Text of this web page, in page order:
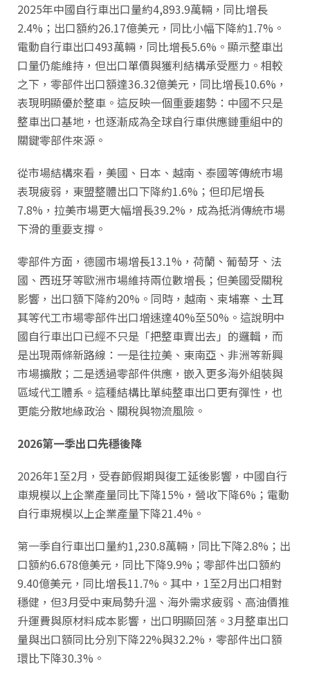
2025年中國自行車出口量約4,893.9萬輛，同比增長
2.4%；出口額約26.17億美元，同比小幅下降約1.7%。
電動自行車出口493萬輛，同比增長5.6%。顯示整車出
口量仍能維持，但出口單價與獲利結構承受壓力。相較
之下，零部件出口額達36.32億美元，同比增長10.6%，
表現明顯優於整車。這反映一個重要趨勢：中國不只是
整車出口基地，也逐漸成為全球自行車供應鏈重組中的
關鍵零部件來源。
從市場結構來看，美國、日本、越南、泰國等傳統市場
表現疲弱，東盟整體出口下降約1.6%；但印尼增長
7.8%，拉美市場更大幅增長39.2%，成為抵消傳統市場
下滑的重要支撐。
零部件方面，德國市場增長13.1%，荷蘭、葡萄牙、法
國、西班牙等歐洲市場維持兩位數增長；但美國受關稅
影響，出口額下降約20%。同時，越南、柬埔寨、土耳
其等代工市場零部件出口增速達40%至50%。這說明中
國自行車出口已經不只是「把整車賣出去」的邏輯，而
是出現兩條新路線：一是往拉美、東南亞、非洲等新興
市場擴散；二是透過零部件供應，嵌入更多海外組裝與
區域代工體系。這種結構比單純整車出口更有彈性，也
更能分散地緣政治、關稅與物流風險。
2026第一季出口先穩後降
2026年1至2月，受春節假期與復工延後影響，中國自行
車規模以上企業產量同比下降15%，營收下降6%；電動
自行車規模以上企業產量下降21.4%。
第一季自行車出口量約1,230.8萬輛，同比下降2.8%；出
口額約6.678億美元，同比下降9.9%；零部件出口額約
9.40億美元，同比增長11.7%。其中，1至2月出口相對
穩健，但3月受中東局勢升溫、海外需求疲弱、高油價推
升運費與原材料成本影響，出口明顯回落。3月整車出口
量與出口額同比分別下降22%與32.2%，零部件出口額
環比下降30.3%。